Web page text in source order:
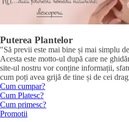
Puterea Plantelor
"Să previi este mai bine și mai simplu
Acesta este motto-ul după care ne
site-ul nostru vor conține informații,
cum poți avea grijă de tine și de cei
Cum cumpar?
Cum Platesc?
Cum primesc?
Promotii